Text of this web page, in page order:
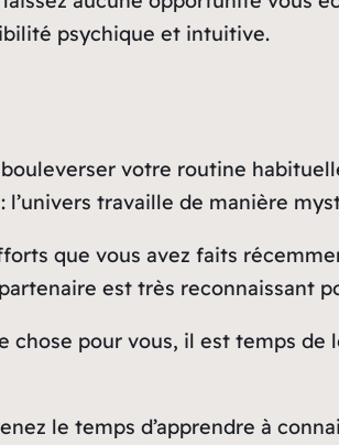
psychique et intuitive.
votre routine
travaille de manière
que vous avez faits
est très reconnaissant
chose pour vous, il est temps de
le temps d’apprendre à